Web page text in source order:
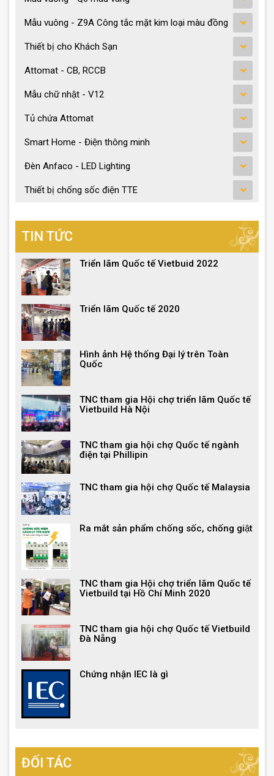
Mẫu vuông - Z9A Công tắc mặt kim loại màu đồng
Thiết bị cho Khách Sạn
Attomat - CB, RCCB
Mẫu chữ nhật - V12
Tủ chứa Attomat
Smart Home - Điện thông minh
Đèn Anfaco - LED Lighting
Thiết bị chống sốc điện TTE
TIN TỨC
Triển lãm Quốc tế Vietbuid 2022
Triển lãm Quốc tế 2020
Hình ảnh Hệ thống Đại lý trên Toàn
Quốc
TNC tham gia Hội chợ triển lãm Quốc tế
Vietbuild Hà Nội
TNC tham gia hội chợ Quốc tế ngành
điện tại Phillipin
TNC tham gia hội chợ Quốc tế Malaysia
Ra mắt sản phẩm chống sốc, chống giật
TNC tham gia Hội chợ triển lãm Quốc tế
Vietbuild tại Hồ Chí Minh 2020
TNC tham gia hội chợ Quốc tế Vietbuild
Đà Nẵng
Chứng nhận IEC là gì
ĐỐI TÁC